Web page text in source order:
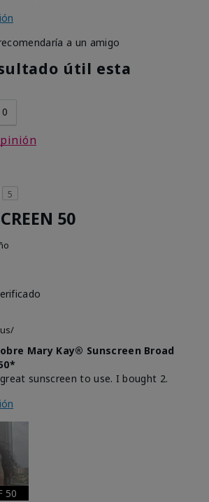
a un amigo
útil esta
0
5
50
Mary Kay® Sunscreen Broad
sunscreen to use. I bought 2.
50